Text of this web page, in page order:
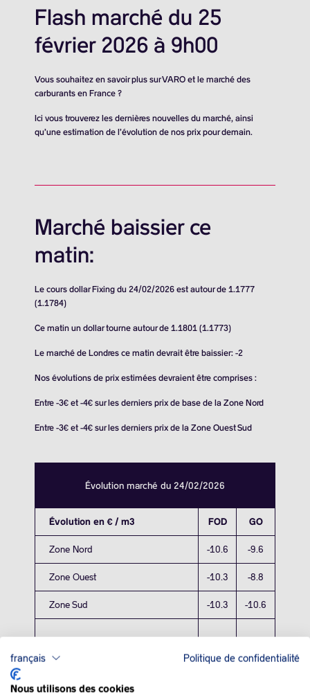
Flash marché du 25
février 2026 à 9h00
Vous souhaitez en savoir plus sur VARO et le marché des
carburants en France ?
Ici vous trouverez les dernières nouvelles du marché, ainsi
qu’une estimation de l’évolution de nos prix pour demain.
Marché baissier ce
matin:
Le cours dollar Fixing du 24/02/2026 est autour de 1.1777
(1.1784)
Ce matin un dollar tourne autour de 1.1801 (1.1773)
Le marché de Londres ce matin devrait être baissier: -2
Nos évolutions de prix estimées devraient être comprises :
Entre -3€ et -4€ sur les derniers prix de base de la Zone Nord
Entre -3€ et -4€ sur les derniers prix de la Zone Ouest Sud
Évolution marché du 24/02/2026
Évolution en € / m3 FOD GO
Zone Nord -10.6 -9.6
Zone Ouest -10.3 -8.8
Zone Sud -10.3 -10.6
français Politique de confidentialité
Nous utilisons des cookies